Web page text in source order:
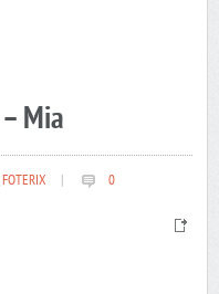
Mia
FOTERIX 0